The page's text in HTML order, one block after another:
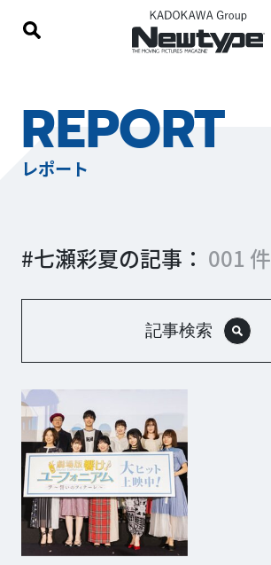
REPORT
レポート
#七瀬彩夏の記事： 001 件
記事検索